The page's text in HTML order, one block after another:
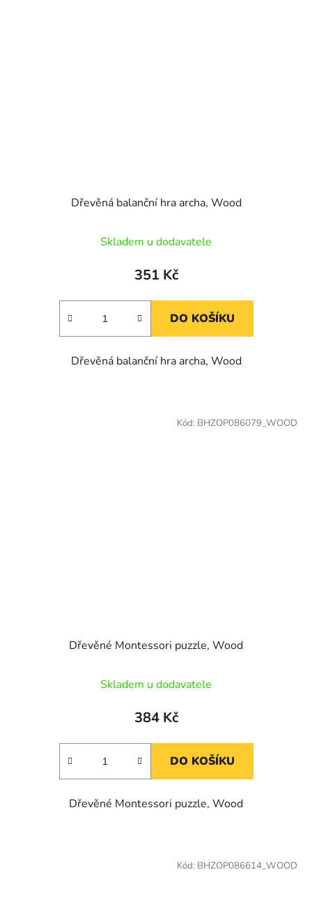
Dřevěná balanční hra archa, Wood
Skladem u dodavatele
351 Kč
DO KOŠÍKU
Dřevěná balanční hra archa, Wood
Dřevěné Montessori puzzle, Wood
Skladem u dodavatele
384 Kč
DO KOŠÍKU
Dřevěné Montessori puzzle, Wood
Kód: BHZOP086079_WOOD
Kód: BHZOP086614_WOOD